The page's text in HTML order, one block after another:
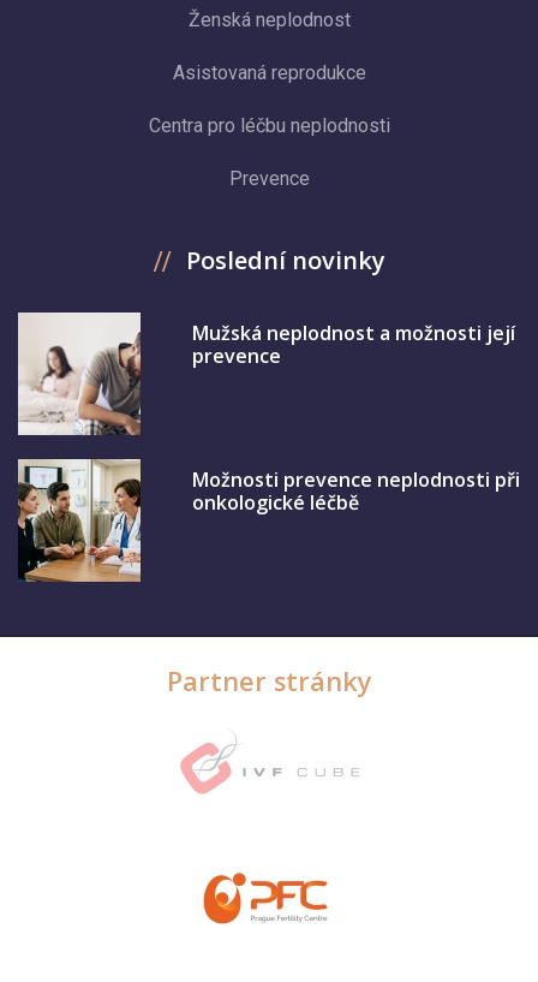
Ženská neplodnost
Asistovaná reprodukce
Centra pro léčbu neplodnosti
Prevence
Poslední novinky
Mužská neplodnost a možnosti její
prevence
Možnosti prevence neplodnosti při
onkologické léčbě
Partner stránky